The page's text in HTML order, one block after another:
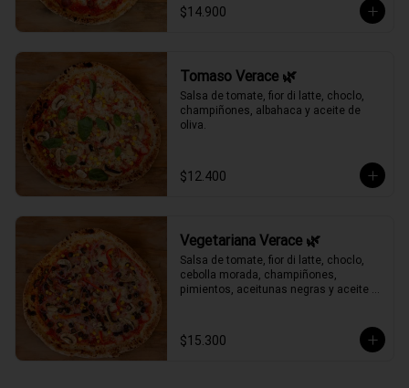
$14.900
Tomaso Verace 🌿
Salsa de tomate, fior di latte, choclo,
champiñones, albahaca y aceite de
oliva.
$12.400
Vegetariana Verace 🌿
Salsa de tomate, fior di latte, choclo,
cebolla morada, champiñones,
pimientos, aceitunas negras y aceite
$15.300